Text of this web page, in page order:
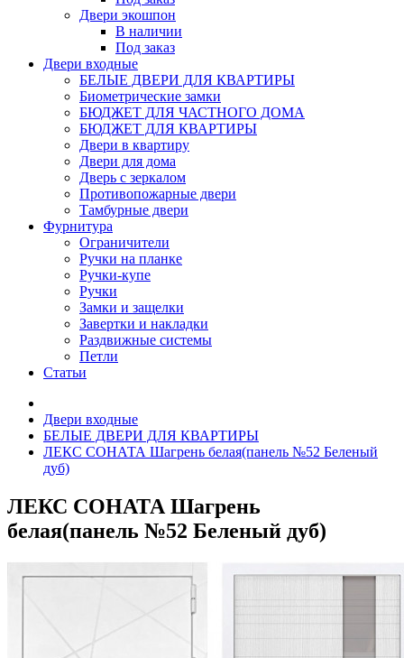
Двери экошпон
В наличии
Под заказ
Двери входные
БЕЛЫЕ ДВЕРИ ДЛЯ КВАРТИРЫ
Биометрические замки
БЮДЖЕТ ДЛЯ ЧАСТНОГО ДОМА
БЮДЖЕТ ДЛЯ КВАРТИРЫ
Двери в квартиру
Двери для дома
Дверь с зеркалом
Противопожарные двери
Тамбурные двери
Фурнитура
Ограничители
Ручки на планке
Ручки-купе
Ручки
Замки и защелки
Завертки и накладки
Раздвижные системы
Петли
Статьи
Двери входные
БЕЛЫЕ ДВЕРИ ДЛЯ КВАРТИРЫ
ЛЕКС СОНАТА Шагрень белая(панель №52 Беленый
дуб)
ЛЕКС СОНАТА Шагрень
белая(панель №52 Беленый дуб)